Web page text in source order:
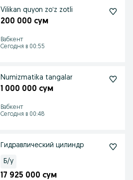
Vilikan quyon zoʻz zotli
200 000 сум
Вабкент
Сегодня в 00:55
Numizmatika tangalar
1 000 000 сум
Вабкент
Сегодня в 00:48
Гидравлический цилиндр
Б/у
17 925 000 сум